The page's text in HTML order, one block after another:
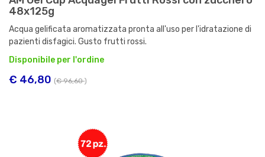
48x125g
Acqua gelificata aromatizzata pronta all'uso per l'idratazione di
pazienti disfagici. Gusto frutti rossi.
Disponibile per l'ordine
€ 46,80 (€ 96,60)